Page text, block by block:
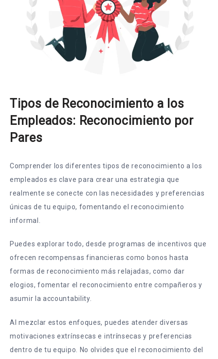
Tipos de Reconocimiento a los
Empleados: Reconocimiento por
Pares
Comprender los diferentes tipos de reconocimiento a los
empleados es clave para crear una estrategia que
realmente se conecte con las necesidades y preferencias
únicas de tu equipo, fomentando el reconocimiento
informal.
Puedes explorar todo, desde programas de incentivos que
ofrecen recompensas financieras como bonos hasta
formas de reconocimiento más relajadas, como dar
elogios, fomentar el reconocimiento entre compañeros y
asumir la accountability.
Al mezclar estos enfoques, puedes atender diversas
motivaciones extrínsecas e intrínsecas y preferencias
dentro de tu equipo. No olvides que el reconocimiento del